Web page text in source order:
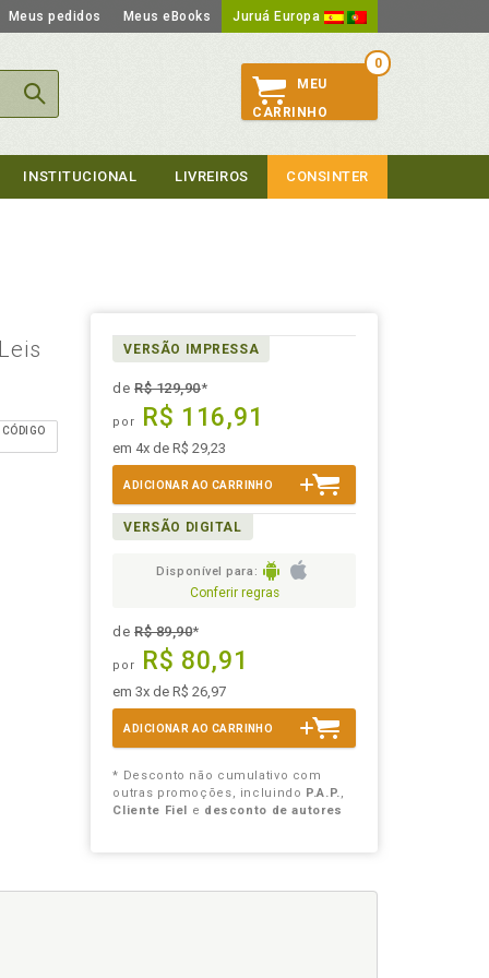
Meus pedidos Meus eBooks Juruá Europa
0
MEU
CARRINHO
INSTITUCIONAL LIVREIROS CONSINTER
VERSÃO IMPRESSA
deR$ 129,90*
por R$ 116,91
em 4x de R$ 29,23
ADICIONAR AO CARRINHO
VERSÃO DIGITAL
Disponível para:
Conferir regras
deR$ 89,90*
por R$ 80,91
em 3x de R$ 26,97
ADICIONAR AO CARRINHO
* Desconto não cumulativo com
outras promoções, incluindo P.A.P.,
Cliente Fiel
e desconto de autores